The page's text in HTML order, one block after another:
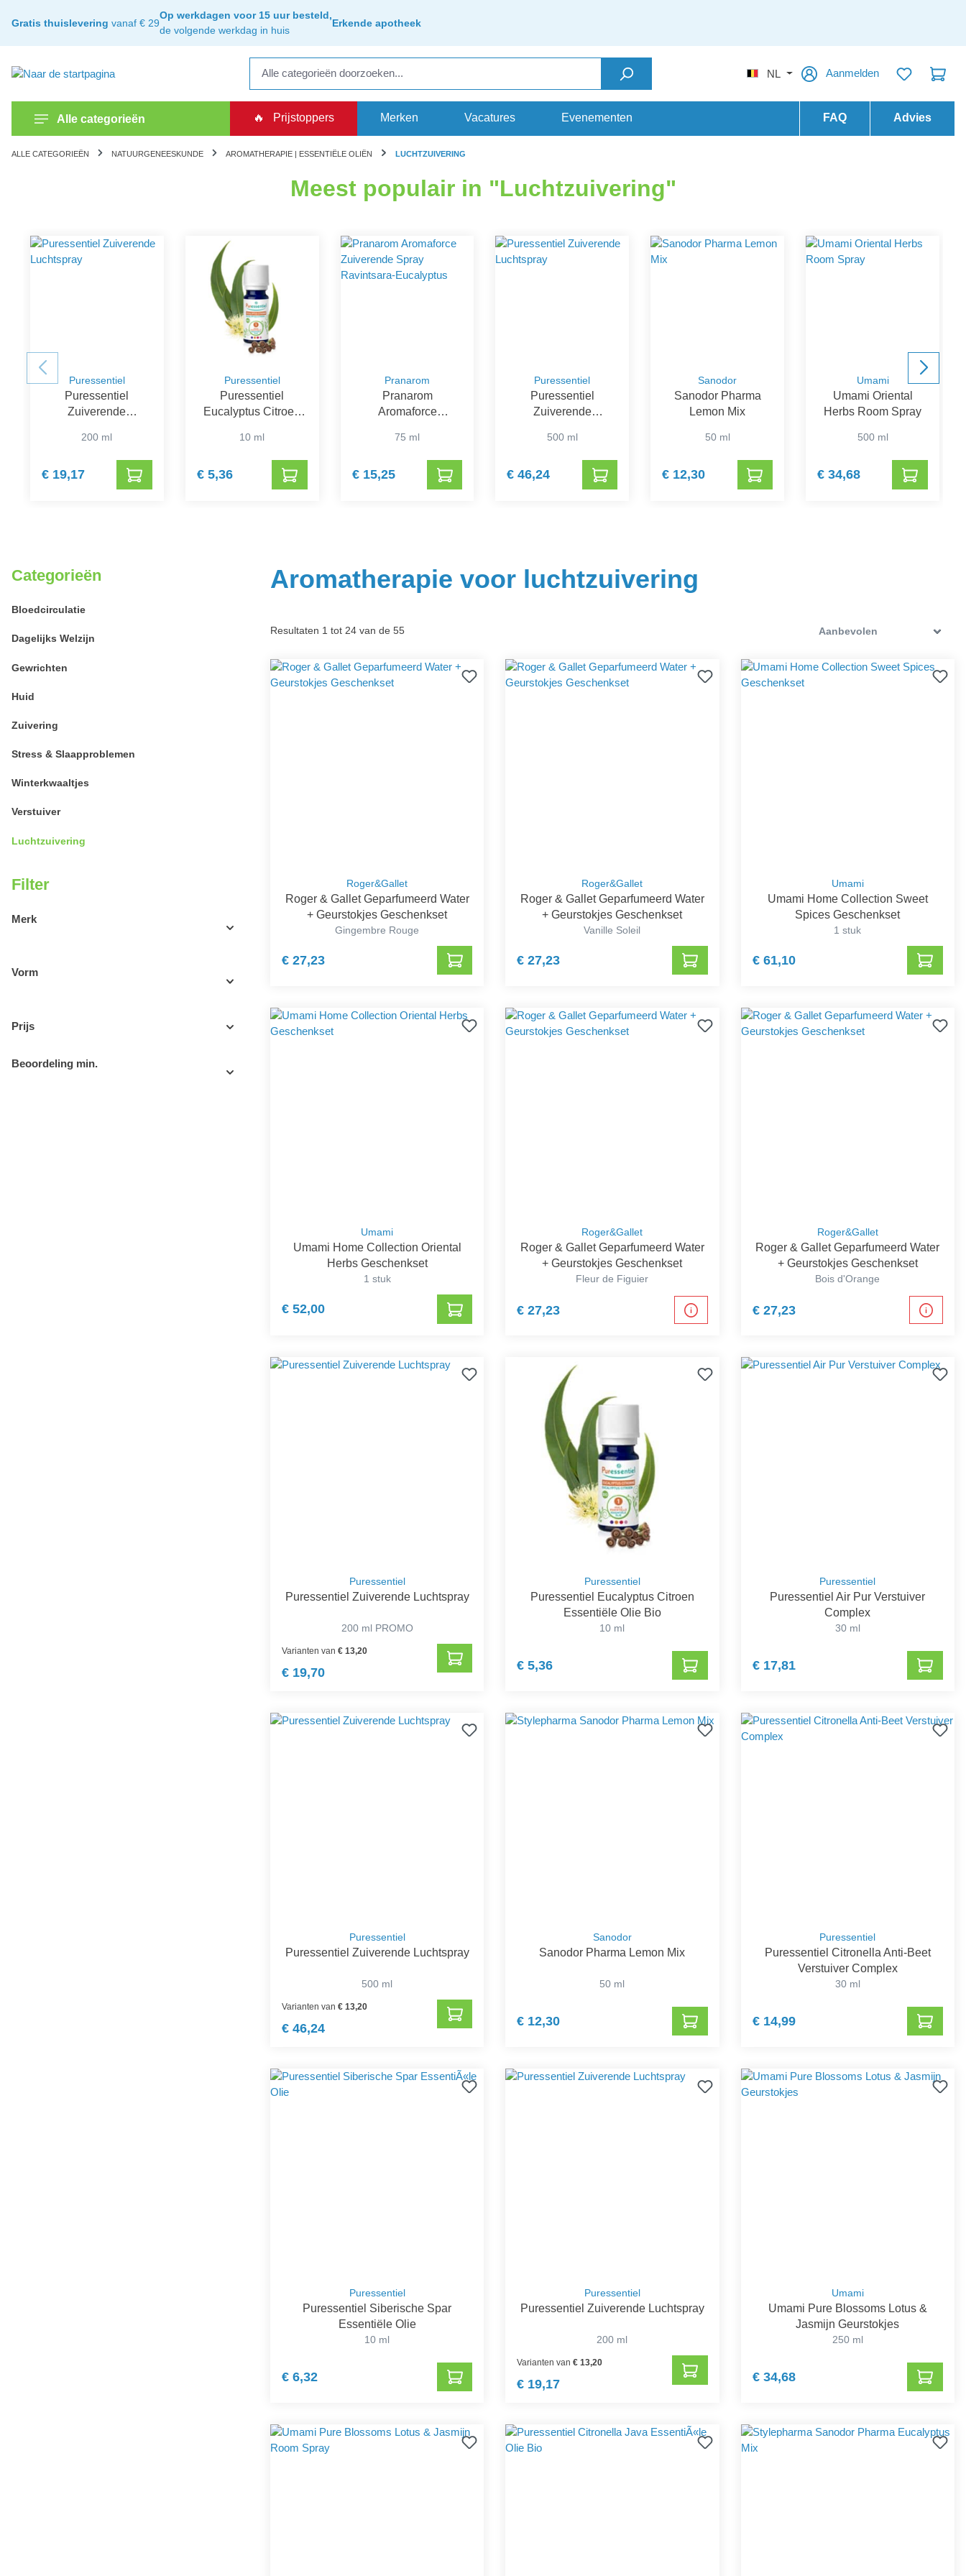
general.skipToNavigation
Gratis thuislevering vanaf € 29
Op werkdagen voor 15 uur besteld,
de volgende werkdag in huis
Erkende apotheek
NL Aanmelden
Alle categorieën 🔥 Prijstoppers Merken Vacatures Evenementen FAQ Advies
ALLE CATEGORIEËN NATUURGENEESKUNDE AROMATHERAPIE | ESSENTIËLE OLIËN LUCHTZUIVERING
Meest populair in "Luchtzuivering"
Puressentiel
Puressentiel
Zuiverende
200 ml
€ 19,17
Puressentiel
Puressentiel
Eucalyptus Citroen
10 ml
€ 5,36
Pranarom
Pranarom
Aromaforce
Ravintsara-
Eucalyptus
75 ml
€ 15,25
Puressentiel
Puressentiel
Zuiverende
500 ml
€ 46,24
Sanodor
Sanodor Pharma
Lemon Mix
50 ml
€ 12,30
Umami
Umami Oriental
Herbs Room Spray
500 ml
€ 34,68
Categorieën
Bloedcirculatie
Dagelijks Welzijn
Gewrichten
Huid
Zuivering
Stress & Slaapproblemen
Winterkwaaltjes
Verstuiver
Luchtzuivering
Filter
Merk
Vorm
Prijs
Beoordeling min.
Aromatherapie voor luchtzuivering
Resultaten 1 tot 24 van de 55
Roger&Gallet
Roger & Gallet Geparfumeerd Water
+ Geurstokjes Geschenkset
Gingembre Rouge
€ 27,23
Roger&Gallet
Roger & Gallet Geparfumeerd Water
+ Geurstokjes Geschenkset
Vanille Soleil
€ 27,23
Umami
Umami Home Collection Sweet
Spices Geschenkset
1 stuk
€ 61,10
Umami
Umami Home Collection Oriental
Herbs Geschenkset
1 stuk
€ 52,00
Roger&Gallet
Roger & Gallet Geparfumeerd Water
+ Geurstokjes Geschenkset
Fleur de Figuier
€ 27,23
Roger&Gallet
Roger & Gallet Geparfumeerd Water
+ Geurstokjes Geschenkset
Bois d'Orange
€ 27,23
Puressentiel
Puressentiel Zuiverende Luchtspray
200 ml PROMO
Varianten van € 13,20
€ 19,70
Puressentiel
Puressentiel Eucalyptus Citroen
Essentiële Olie Bio
10 ml
€ 5,36
Puressentiel
Puressentiel Air Pur Verstuiver
Complex
30 ml
€ 17,81
Puressentiel
Puressentiel Zuiverende Luchtspray
500 ml
Varianten van € 13,20
€ 46,24
Sanodor
Sanodor Pharma Lemon Mix
50 ml
€ 12,30
Puressentiel
Puressentiel Citronella Anti-Beet
Verstuiver Complex
30 ml
€ 14,99
Puressentiel
Puressentiel Siberische Spar
Essentiële Olie
10 ml
€ 6,32
Puressentiel
Puressentiel Zuiverende Luchtspray
200 ml
Varianten van€ 13,20
€ 19,17
Umami
Umami Pure Blossoms Lotus &
Jasmijn Geurstokjes
250 ml
€ 34,68